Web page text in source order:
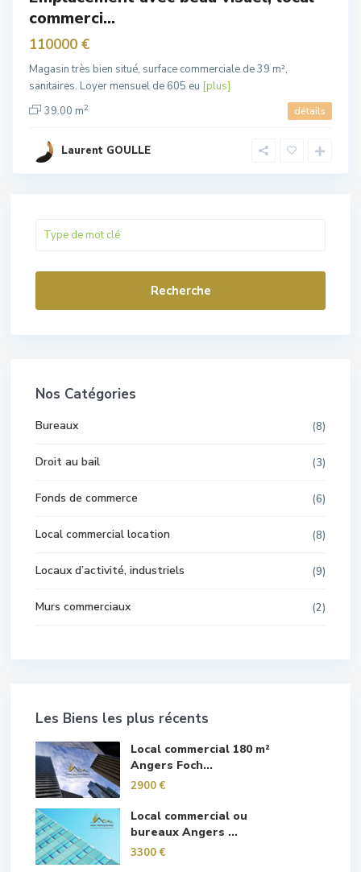
commerci...
110000 €
Magasin très bien situé, surface commerciale de 39 m²,
sanitaires. Loyer mensuel de 605 eu [plus]
39.00 m2 détails
Laurent GOULLE
Recherche
Nos Catégories
Bureaux (8)
Droit au bail (3)
Fonds de commerce (6)
Local commercial location (8)
Locaux d’activité, industriels (9)
Murs commerciaux (2)
Les Biens les plus récents
Local commercial 180 m²
Angers Foch...
2900 €
Local commercial ou
bureaux Angers ...
3300 €